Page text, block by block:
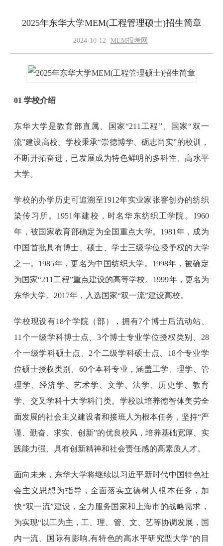
2025年东华大学MEM(工程管理硕士)招生简章
2024-10-12 MEM报考网
01 学校介绍
东华大学是教育部直属、国家“211工程”、国家“双一
流”建设高校。学校秉承“崇德博学、砺志尚实”的校训，
不断开拓奋进，已发展成为特色鲜明的多科性、高水平
大学。
学校的办学历史可追溯至1912年实业家张謇创办的纺织
染传习所。1951年建校，时名华东纺织工学院。1960
年，被国家教育部确定为全国重点大学。1981年，成为
中国首批具有博士、硕士、学士三级学位授予权的大学
之一。1985年，更名为中国纺织大学。1998年，被确定
为国家“211工程”重点建设的高等学校。1999年，更名为
东华大学。2017年，入选国家“双一流”建设高校。
学校现设有18个学院（部），拥有7个博士后流动站、
11个一级学科博士点、3个博士专业学位授权类别、28
个一级学科硕士点、2个二级学科硕士点、18个专业学
位硕士授权类别、60个本科专业，涵盖工学、理学、管
理学、经济学、艺术学、文学、法学、历史学、教育
学、交叉学科十大学科门类。学校以培养德智体美劳全
面发展的社会主义建设者和接班人为根本任务，坚持“严
谨、勤奋、求实、创新”的优良校风，培养基础宽厚、实
践能力强、具有创新精神和社会责任感的高素质人才。
面向未来，东华大学将继续以习近平新时代中国特色社
会主义思想为指导，全面落实立德树人根本任务，加
快“双一流”建设，全力服务国家和上海市的战略需求，
为实现“以工为主，工、理、管、文、艺等协调发展，国
内一流、国际有影响,有特色的高水平研究型大学”的目